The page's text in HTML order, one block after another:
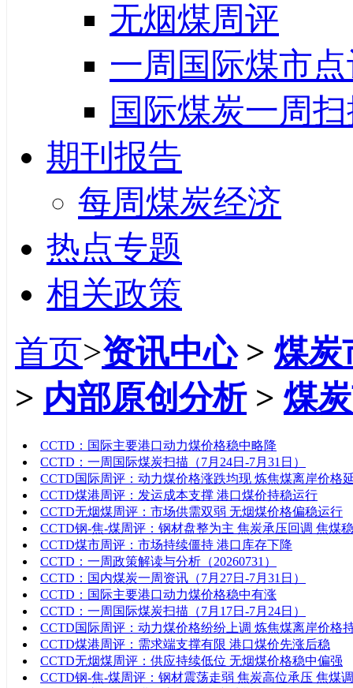
无烟煤周评
一周国际煤市
国际煤炭一周
期刊报告
每周煤炭经济
热点专题
相关政策
首页>资讯中心> 煤炭
> 内部原创分析> 煤
CCTD：国际主要港口动力煤价格稳中略降
CCTD：一周国际煤炭扫描（7月24日-7月31日）
CCTD国际周评：动力煤价格涨跌均现 炼焦煤离岸价格
CCTD煤港周评：发运成本支撑 港口煤价持稳运行
CCTD无烟煤周评：市场供需双弱 无烟煤价格偏稳运行
CCTD钢-焦-煤周评：钢材盘整为主 焦炭承压回调 焦煤
CCTD煤市周评：市场持续僵持 港口库存下降
CCTD：一周政策解读与分析（20260731）
CCTD：国内煤炭一周资讯（7月27日-7月31日）
CCTD：国际主要港口动力煤价格稳中有涨
CCTD：一周国际煤炭扫描（7月17日-7月24日）
CCTD国际周评：动力煤价格纷纷上调 炼焦煤离岸价格
CCTD煤港周评：需求端支撑有限 港口煤价先涨后稳
CCTD无烟煤周评：供应持续低位 无烟煤价格稳中偏强
CCTD钢-焦-煤周评：钢材震荡走弱 焦炭高位承压 焦煤